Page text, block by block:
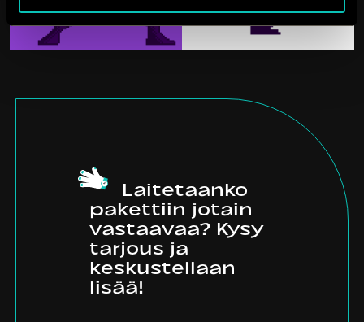
Laitetaanko
pakettiin jotain
vastaavaa? Kysy
tarjous ja
keskustellaan
lisää!